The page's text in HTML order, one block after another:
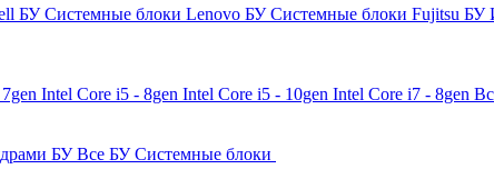
БУСистемные блоки Lenovo БУСистемные блоки Fujitsu БУ
Intel Core i5 - 8gen Intel Core i5 - 10gen Intel Core i7 - 8gen
БУВсе БУ Системные блоки